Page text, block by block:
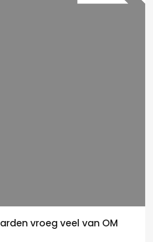
vroeg veel van OM